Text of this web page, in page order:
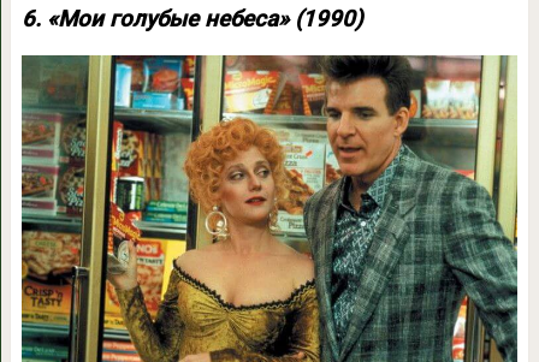
6. «Мои голубые небеса» (1990)